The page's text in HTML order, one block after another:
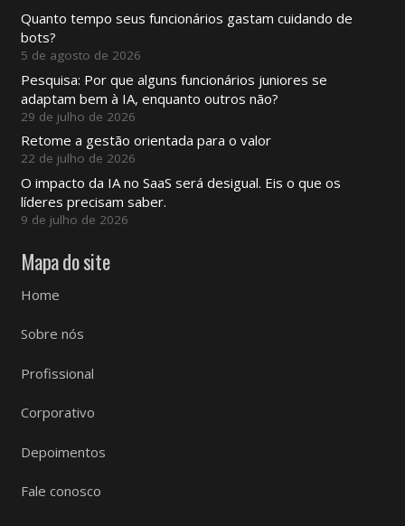
Quanto tempo seus funcionários gastam cuidando de
bots?
5 de agosto de 2026
Pesquisa: Por que alguns funcionários juniores se
adaptam bem à IA, enquanto outros não?
29 de julho de 2026
Retome a gestão orientada para o valor
22 de julho de 2026
O impacto da IA ​​no SaaS será desigual. Eis o que os
líderes precisam saber.
9 de julho de 2026
Mapa do site
Home
Sobre nós
Profissional
Corporativo
Depoimentos
Fale conosco